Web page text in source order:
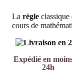
La règle classique
cours de
Expédié en
24h